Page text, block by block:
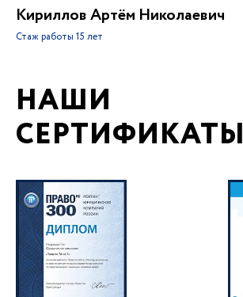
Кириллов Артём Николаевич
Стаж работы 15 лет
НАШИ
СЕРТИФИКАТЫ